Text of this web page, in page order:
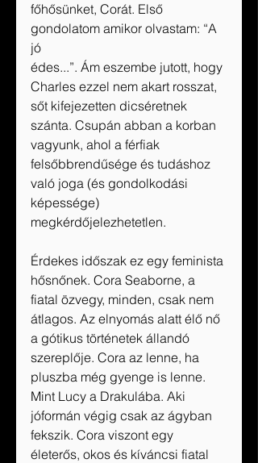
főhősünket, Corát. Első
gondolatom amikor olvastam: “A
jó
édes...”. Ám eszembe jutott, hogy
Charles ezzel nem akart rosszat,
sőt kifejezetten dicséretnek
szánta. Csupán abban a korban
vagyunk, ahol a férfiak
felsőbbrendűsége és tudáshoz
való joga (és gondolkodási
képessége)
megkérdőjelezhetetlen.
Érdekes időszak ez egy feminista
hősnőnek. Cora Seaborne, a
fiatal özvegy, minden, csak nem
átlagos. Az elnyomás alatt élő nő
a gótikus történetek állandó
szereplője. Cora az lenne, ha
pluszba még gyenge is lenne.
Mint Lucy a Drakulába. Aki
jóformán végig csak az ágyban
fekszik. Cora viszont egy
életerős, okos és kíváncsi fiatal